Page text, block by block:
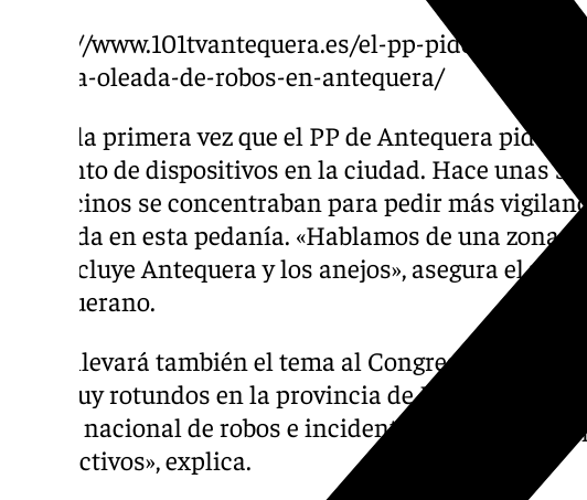
https://www.101tvantequera.es/el-pp-pide-mas-
ante-la-oleada-de-robos-en-antequera/
No es la primera vez que el PP de Antequera pide
aumento de dispositivos en la ciudad. Hace unas
los vecinos se concentraban para pedir más
ocurrida en esta pedanía. «Hablamos de una zona
que incluye Antequera y los anejos», asegura el
antequerano.
El PP llevará también el tema al Congreso de los
son muy rotundos en la provincia de Málaga casi
media nacional de robos e incidentes graves, eso
los efectivos», explica.